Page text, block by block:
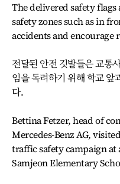
The delivered safety
safety zones such as in
accidents and
전달된 안전 깃발들은 교통
임을 독려하기 위해 학교 앞
다.
Bettina Fetzer, head of
Mercedes-Benz AG,
traffic safety campaign
Samjeon Elementary